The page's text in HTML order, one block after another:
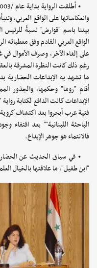
وانعكاساتها على الواقع العربي،
بيننا باسم "قوارض" نسبةً للرئيس
الواقع العربي القادم وفق
على إلغاء الآخر، وصرف الأموال في
رغم ذلك كانت النظرة المشرقة
ما تشهد به الإبداعات الحضارية
أقام "روما" وحكمها، والجذور
الإبداعات كانت الدافع لكتابة
فتية عرب أبحروا بعد اكتشاف كروية
الباحثة اللبنانية"" بعد اقتفاء
فالانتماء هو جوهر الإبداع.
• في سياق الحديث عن الحضارة
"ابن طفيل"، ما علاقتها بالخيال